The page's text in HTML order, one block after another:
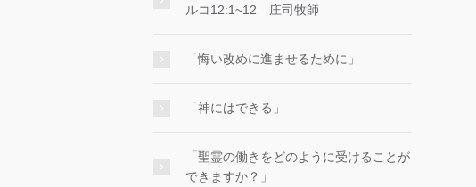
ルコ12:1~12 庄司牧師
「悔い改めに進ませるために」
「神にはできる」
「聖霊の働きをどのように受けることが
できますか？」